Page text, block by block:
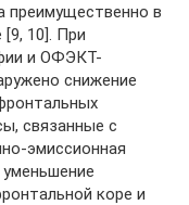
преимущественно в
10]. При
и ОФЭКТ-
снижение
связанные с
эмиссионная
коре и